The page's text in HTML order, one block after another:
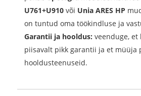
U761+U910 või Unia ARES HP
on tuntud oma töökindluse ja
Garantii ja hooldus: veenduge,
piisavalt pikk garantii ja et müüja
hooldusteenuseid.